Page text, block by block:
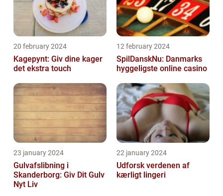
20 february 2024
Kagepynt: Giv dine kager
det ekstra touch
12 february 2024
SpilDanskNu: Danmarks
hyggeligste online casino
23 january 2024
Gulvafslibning i
Skanderborg: Giv Dit Gulv
Nyt Liv
22 january 2024
Udforsk verdenen af
kærligt lingeri